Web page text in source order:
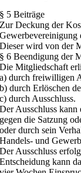
§ 5 Beiträge
Zur Deckung der
Gewerbevereinigung
Dieser wird von der
§ 6 Beendigung der
Die Mitgliedschaft
a) durch freiwilligen
b) durch Erlöschen
c) durch Ausschluss.
Der Ausschluss
gegen die Satzung
oder durch sein
Handels- und
Der Ausschluss
Entscheidung kann